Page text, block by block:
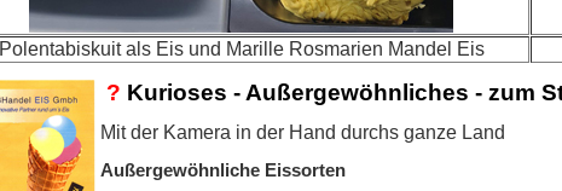
Polentabiskuit als Eis und Marille Rosmarien Mandel Eis
? Kurioses - Außergewöhnliches - zum
Mit der Kamera in der Hand durchs ganze Land
Außergewöhnliche Eissorten